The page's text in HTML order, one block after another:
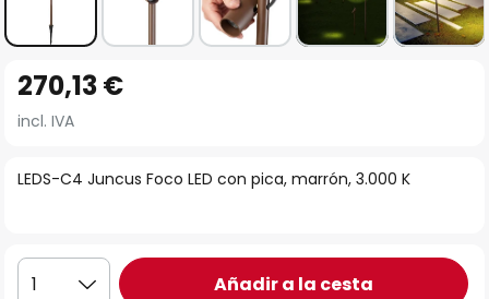
comienzo
la
imágenes
LEDS-C4 Juncus Foco LED con pica, marrón, 3.000 K
270,13 €
incl. IVA
1 Añadir a la cesta